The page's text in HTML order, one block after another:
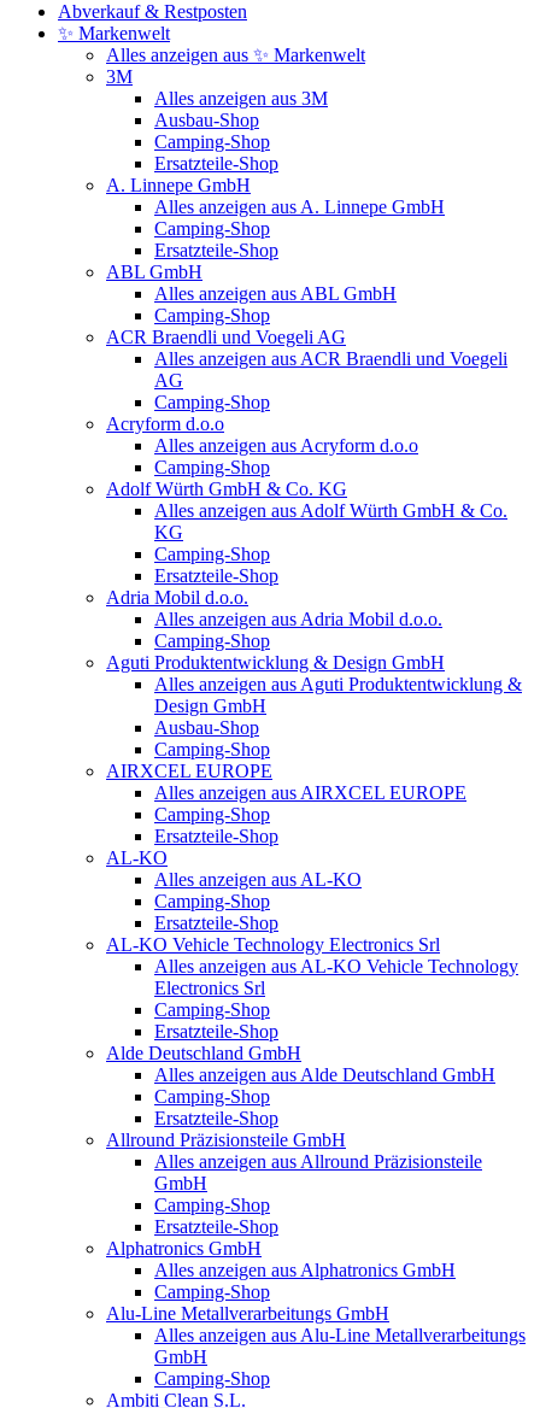
Abverkauf & Restposten
✨ Markenwelt
Alles anzeigen aus ✨ Markenwelt
3M
Alles anzeigen aus 3M
Ausbau-Shop
Camping-Shop
Ersatzteile-Shop
A. Linnepe GmbH
Alles anzeigen aus A. Linnepe GmbH
Camping-Shop
Ersatzteile-Shop
ABL GmbH
Alles anzeigen aus ABL GmbH
Camping-Shop
ACR Braendli und Voegeli AG
Alles anzeigen aus ACR Braendli und Voegeli
AG
Camping-Shop
Acryform d.o.o
Alles anzeigen aus Acryform d.o.o
Camping-Shop
Adolf Würth GmbH & Co. KG
Alles anzeigen aus Adolf Würth GmbH & Co.
KG
Camping-Shop
Ersatzteile-Shop
Adria Mobil d.o.o.
Alles anzeigen aus Adria Mobil d.o.o.
Camping-Shop
Aguti Produktentwicklung & Design GmbH
Alles anzeigen aus Aguti Produktentwicklung &
Design GmbH
Ausbau-Shop
Camping-Shop
AIRXCEL EUROPE
Alles anzeigen aus AIRXCEL EUROPE
Camping-Shop
Ersatzteile-Shop
AL-KO
Alles anzeigen aus AL-KO
Camping-Shop
Ersatzteile-Shop
AL-KO Vehicle Technology Electronics Srl
Alles anzeigen aus AL-KO Vehicle Technology
Electronics Srl
Camping-Shop
Ersatzteile-Shop
Alde Deutschland GmbH
Alles anzeigen aus Alde Deutschland GmbH
Camping-Shop
Ersatzteile-Shop
Allround Präzisionsteile GmbH
Alles anzeigen aus Allround Präzisionsteile
GmbH
Camping-Shop
Ersatzteile-Shop
Alphatronics GmbH
Alles anzeigen aus Alphatronics GmbH
Camping-Shop
Alu-Line Metallverarbeitungs GmbH
Alles anzeigen aus Alu-Line Metallverarbeitungs
GmbH
Camping-Shop
Ambiti Clean S.L.